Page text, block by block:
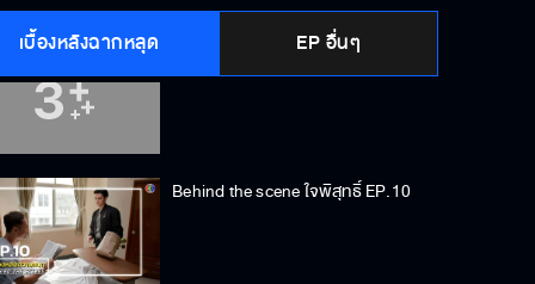
เบื้องหลังฉากหลุด EP อื่นๆ
Behind the scene ใจพิสุทธิ์ EP.11
Behind the scene ใจพิสุทธิ์ EP.10